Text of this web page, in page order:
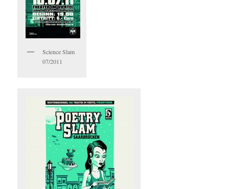
Science Slam
07/2011